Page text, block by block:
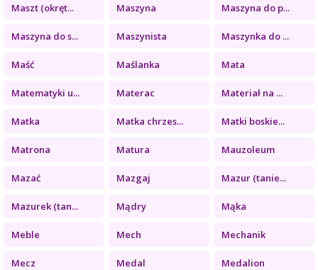
Maszt (okręt... Maszyna Maszyna do p...
Maszyna do s... Maszynista Maszynka do ...
Maść Maślanka Mata
Matematyki u... Materac Materiał na ...
Matka Matka chrzes... Matki boskie...
Matrona Matura Mauzoleum
Mazać Mazgaj Mazur (tanie...
Mazurek (tan... Mądry Mąka
Meble Mech Mechanik
Mecz Medal Medalion